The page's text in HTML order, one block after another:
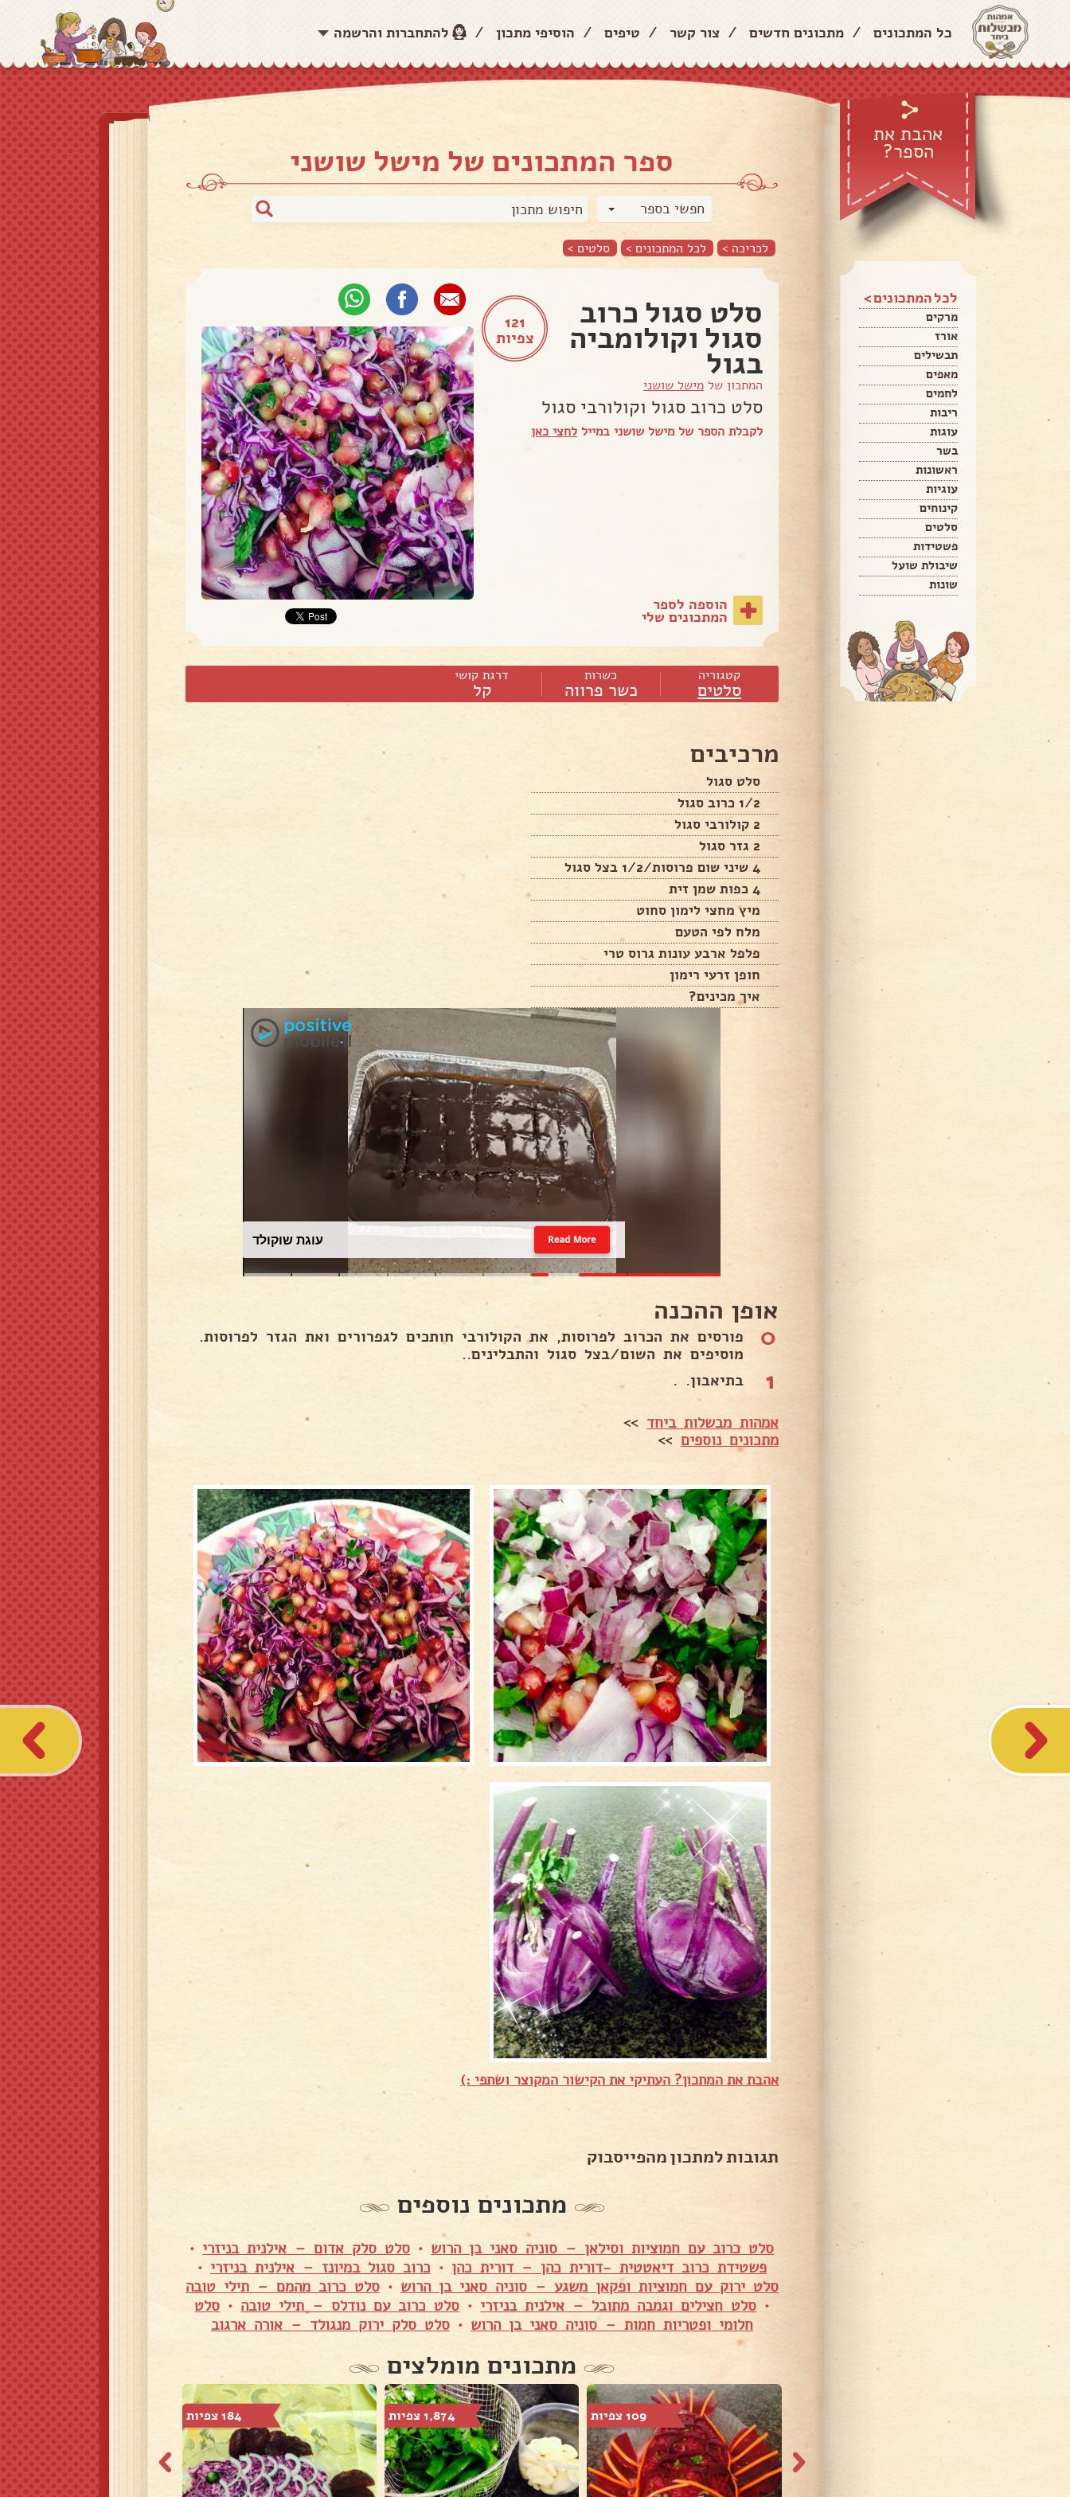
כל המתכונים / מתכונים חדשים / צור קשר / טיפים / הוסיפי מתכון / להתחברות והרשמה
אהבת את
הספר?
לכל המתכונים >
מרקים
אורז
תבשילים
מאפים
לחמים
ריבות
עוגות
בשר
ראשונות
עוגיות
קינוחים
סלטים
פשטידות
שיבולת שועל
שונות
ספר המתכונים של מישל שושני
חפשי בספר
לכריכה > לכל המתכונים > סלטים >
121
צפיות
סלט סגול כרוב
סגול וקולומביה
בגול
המתכון של מישל שושני
סלט כרוב סגול וקולורבי סגול
לקבלת הספר של מישל שושני במייל לחצי כאן
הוספה לספר
המתכונים שלי
קטגוריה
סלטים
כשרות
כשר פרווה
דרגת קושי
קל
מרכיבים
סלט סגול
1/2 כרוב סגול
2 קולורבי סגול
2 גזר סגול
4 שיני שום פרוסות/1/2 בצל סגול
4 כפות שמן זית
מיץ מחצי לימון סחוט
מלח לפי הטעם
פלפל ארבע עונות גרוס טרי
חופן זרעי רימון
איך מכינים?
עוגת שוקולד Read More
אופן ההכנה
0
פורסים את הכרוב לפרוסות, את הקולורבי חותכים לגפרורים ואת הגזר לפרוסות.
מוסיפים את השום/בצל סגול והתבלינים..
1 בתיאבון. .
אמהות מבשלות ביחד >>
מתכונים נוספים>>
אהבת את המתכון? העתיקי את הקישור המקוצר ושתפי :)
תגובות למתכון מהפייסבוק
מתכונים נוספים
סלט כרוב עם חמוציות וסילאן – סוניה סאני בן הרוש•סלט סלק אדום – אילנית בניזרי•
פשטידת כרוב דיאטטית -דורית כהן – דורית כהן•כרוב סגול במיונז – אילנית בניזרי•
סלט ירוק עם חמוציות ופקאן משגע – סוניה סאני בן הרוש•סלט כרוב מהמם – תילי טובה
•סלט חצילים וגמבה מתובל – אילנית בניזרי•סלט כרוב עם נודלס – תילי טובה•סלט
חלומי ופטריות חמות – סוניה סאני בן הרוש•סלט סלק ירוק מנגולד – אורה ארגוב
מתכונים מומלצים
109 צפיות 1,874 צפיות 184 צפיות